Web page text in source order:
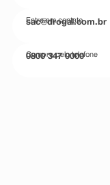
Entre em contato
sac@drogal.com.br
Compre pelo telefone
0800 347 0000